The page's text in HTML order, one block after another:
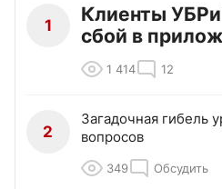
1
Клиенты
сбой в
1 414 12
2
Загадочная гибель
вопросов
349 Обсудить